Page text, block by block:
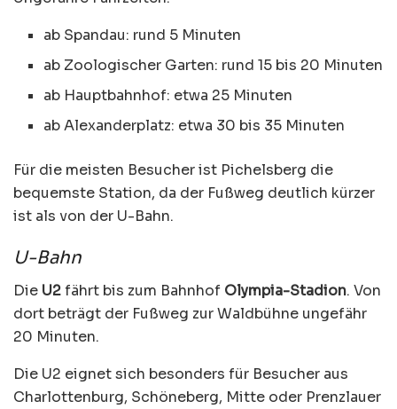
ab Spandau: rund 5 Minuten
ab Zoologischer Garten: rund 15 bis 20 Minuten
ab Hauptbahnhof: etwa 25 Minuten
ab Alexanderplatz: etwa 30 bis 35 Minuten
Für die meisten Besucher ist Pichelsberg die
bequemste Station, da der Fußweg deutlich kürzer
ist als von der U-Bahn.
U-Bahn
Die U2fährt bis zum Bahnhof Olympia-Stadion. Von
dort beträgt der Fußweg zur Waldbühne ungefähr
20 Minuten.
Die U2 eignet sich besonders für Besucher aus
Charlottenburg, Schöneberg, Mitte oder Prenzlauer